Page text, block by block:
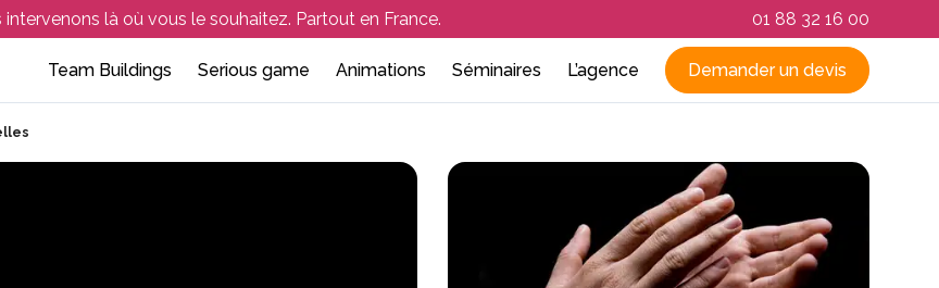
intervenons là où vous le souhaitez. Partout en France. 01 88 32 16 00
Team Buildings
building indoor Culinaire
Activités en ligne et à distance
Serious game
Atelier de facilitation
Animations
Événement en entreprise
Séminaires
Aix-en-Provence Lille
Marseille
Saint-Malo
Séminaire par région
L’agence
Nos réalisations
Le blog du team building
Demander un devis